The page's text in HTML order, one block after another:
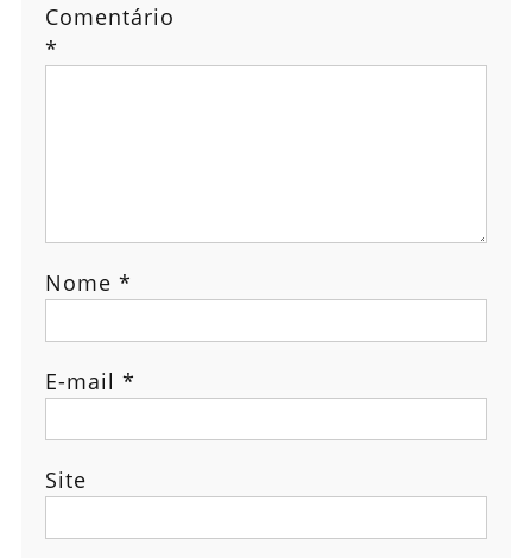
Comentário
*
Nome *
E-mail *
Site